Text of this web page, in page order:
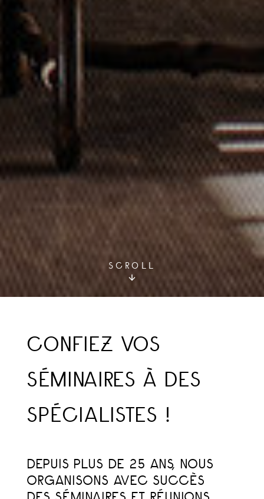
SCROLL
CONFIEZ VOS
SÉMINAIRES À DES
SPÉCIALISTES !
DEPUIS PLUS DE 25 ANS, NOUS
ORGANISONS AVEC SUCCÈS